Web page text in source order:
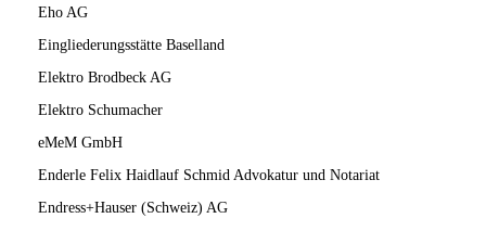
Eho AG
Eingliederungsstätte Baselland
Elektro Brodbeck AG
Elektro Schumacher
eMeM GmbH
Enderle Felix Haidlauf Schmid Advokatur und Notariat
Endress+Hauser (Schweiz) AG